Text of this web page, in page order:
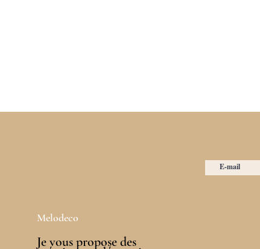
Melodeco
Je vous propose des